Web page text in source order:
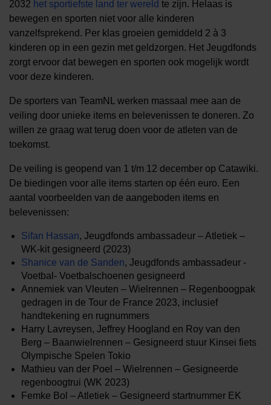
2032 het sportiefste land ter wereld te zijn. Helaas is
bewegen en sporten niet voor alle kinderen
vanzelfsprekend. Per klas groeien gemiddeld 2 à 3
kinderen op in een gezin met geldzorgen. Het Jeugdfonds
zorgt ervoor dat bewegen en sporten ook mogelijk wordt
voor deze kinderen.
De sporters van TeamNL werken massaal mee aan de
veiling door unieke items en belevenissen te doneren. Zo
willen ze graag wat terug doen voor de atleten van de
toekomst.
De veiling is geopend van 1 t/m 12 december op Catawiki.
De biedingen voor alle items starten op één euro. Een
aantal voorbeelden van de aangeboden items en
belevenissen:
Sifan Hassan, Jeugdfonds ambassadeur – Atletiek –
WK-kit gesigneerd (2023)
Shanice van de Sanden, Jeugdfonds ambassadeur -
Voetbal- Voetbalschoenen gesigneerd
Annemiek van Vleuten – Wielrennen – Regenboogpak
gedragen in de Tour de France 2023, inclusief
handtekening en rugnummers
Harry Lavreysen, Jeffrey Hoogland en Roy van den
Berg – Baanwielrennen – Gesigneerd stuur Kinsei fiets
Olympische Spelen Tokio
Mathieu van der Poel – Wielrennen – Gesigneerde
regenboogtrui (WK 2023)
Femke Bol – Atletiek – Gesigneerd startnummer EK